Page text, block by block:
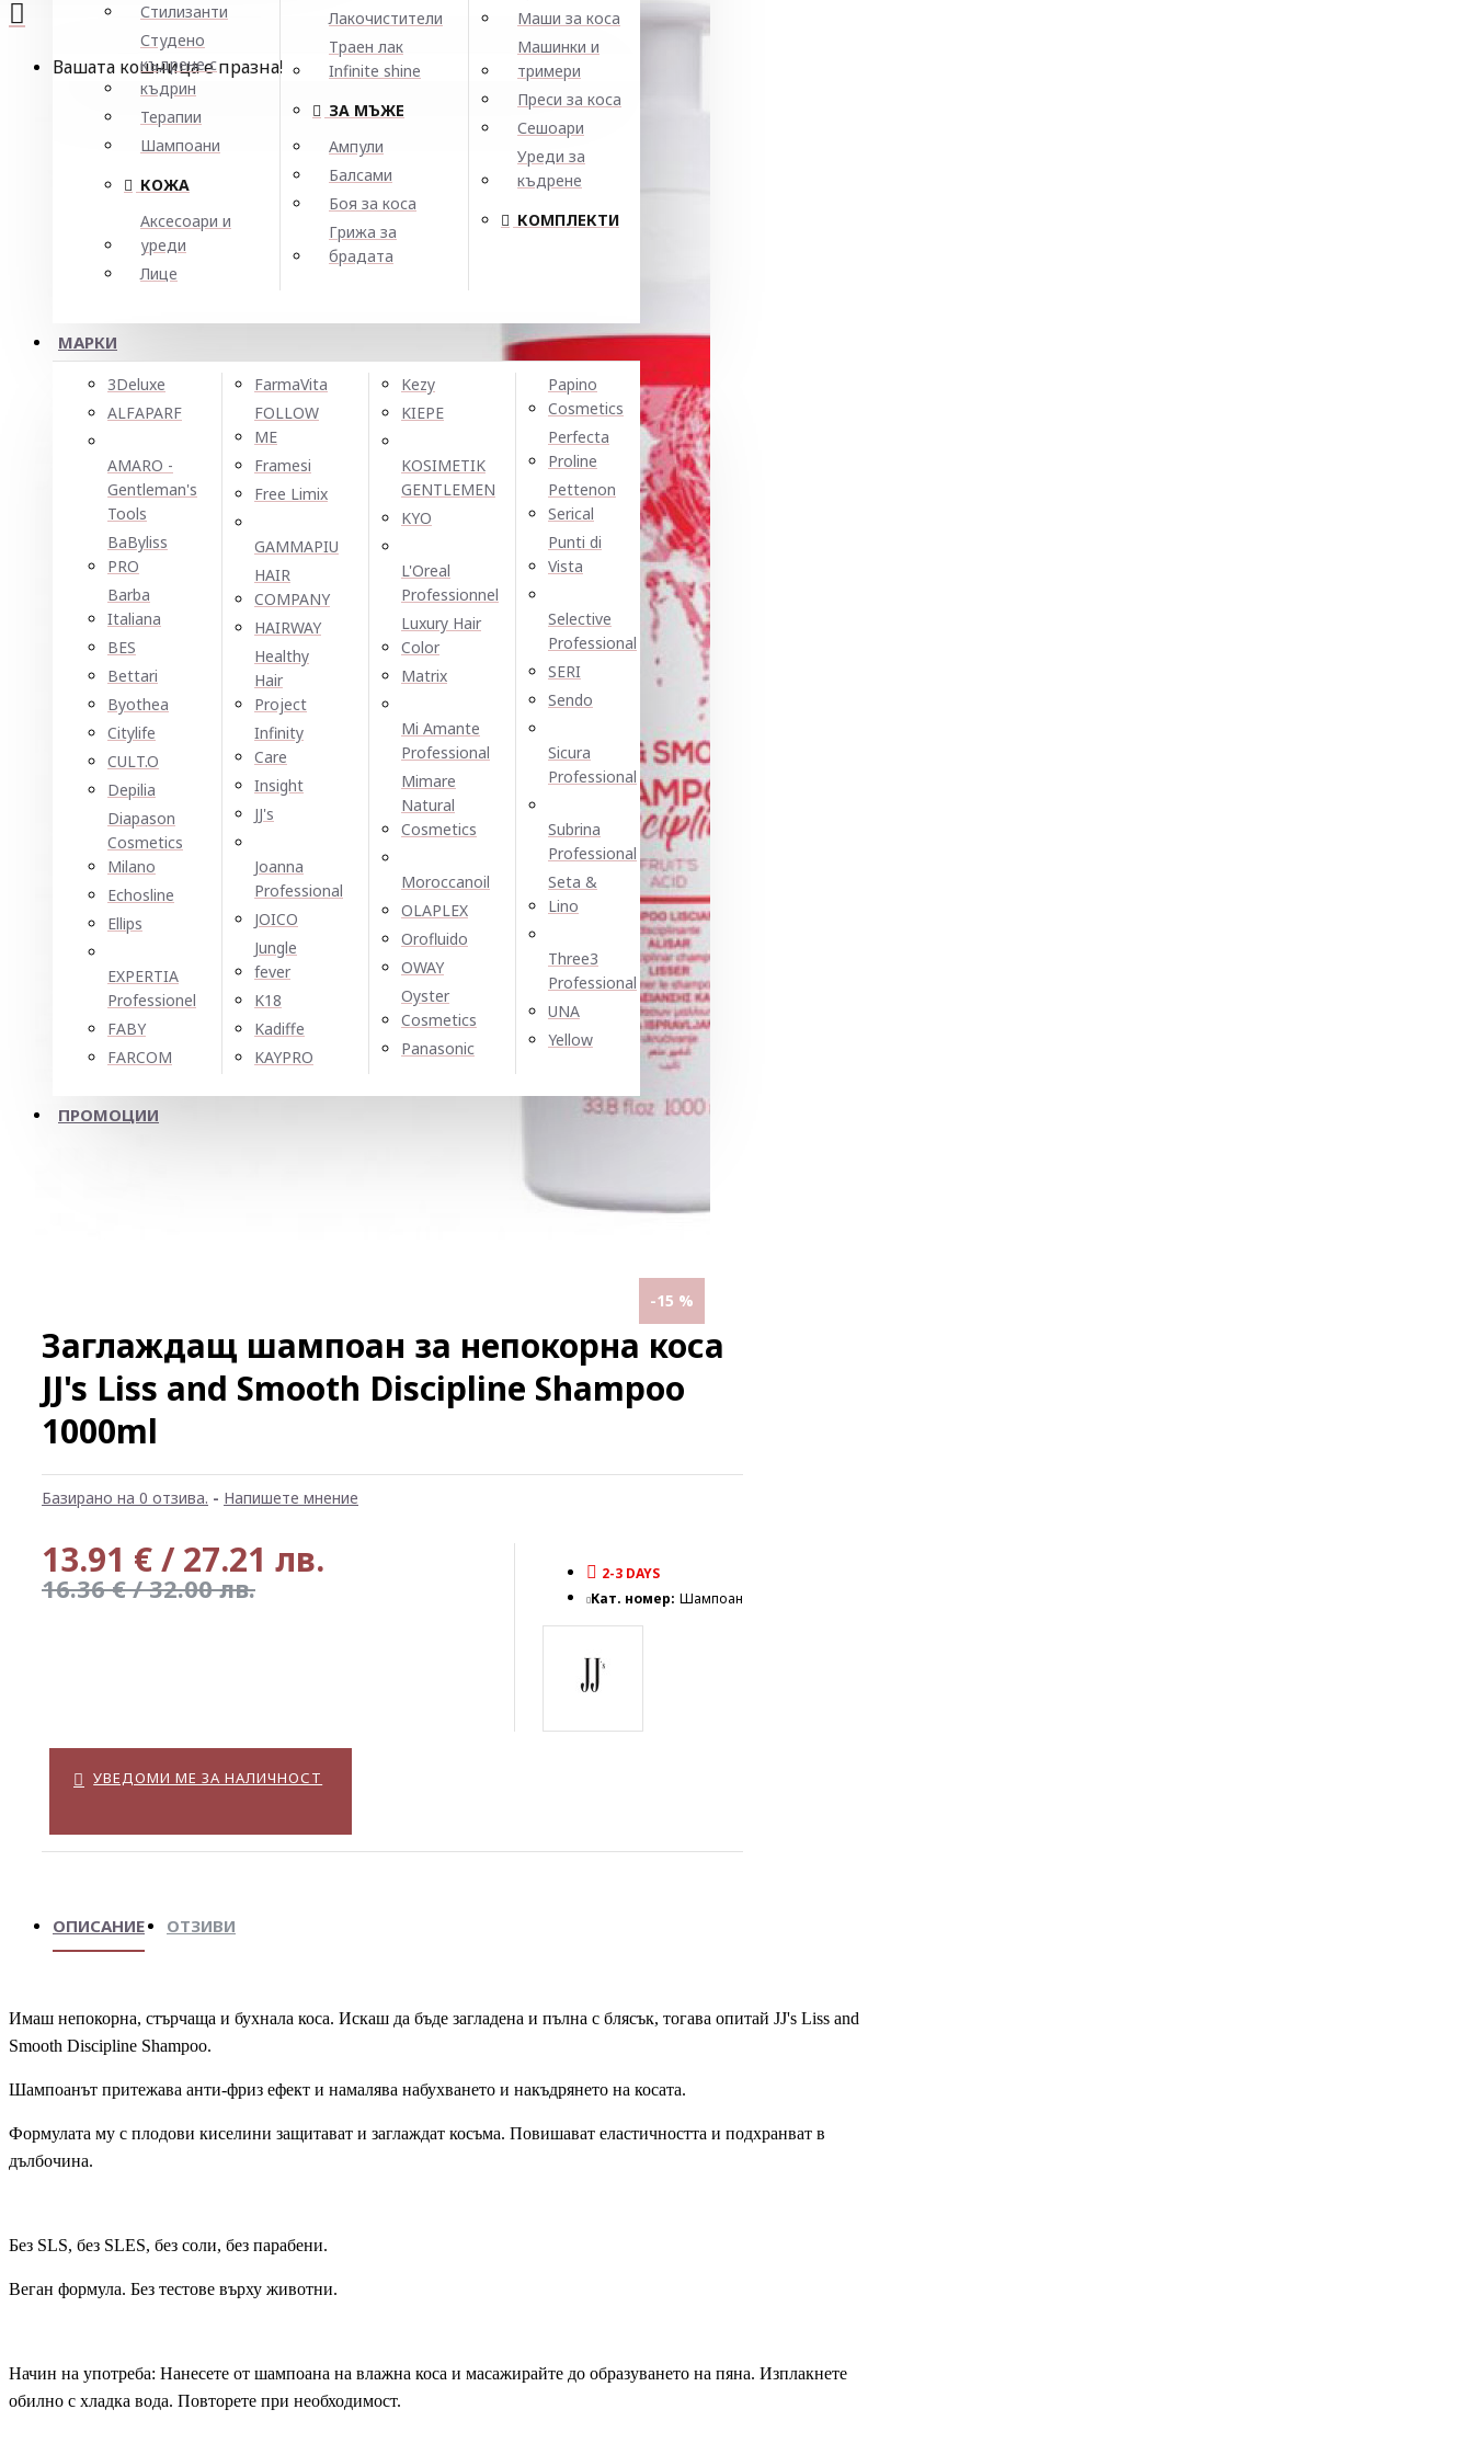
Стилизанти
Студено
къдрене с
къдрин
Терапии
Шампоани
КОЖА
Аксесоари и
уреди
Лице
Лакочистители
Траен лак
Infinite shine
ЗА МЪЖЕ
Ампули
Балсами
Боя за коса
Грижа за
брадата
Маши за коса
Машинки и
тримери
Преси за коса
Сешоари
Уреди за
къдрене
КОМПЛЕКТИ
МАРКИ
3Deluxe
ALFAPARF
AMARO -
Gentleman's
Tools
BaByliss
PRO
Barba
Italiana
BES
Bettari
Byothea
Citylife
CULT.O
Depilia
Diapason
Cosmetics
Milano
Echosline
Ellірѕ
EXPERTIA
Professionel
FABY
FARCOM
FarmaVita
FOLLOW
ME
Framesi
Free Limix
GAMMAPIU
HAIR
COMPANY
HAIRWAY
Healthy
Hair
Project
Infinity
Care
Insight
JJ's
Joanna
Professional
JOICO
Jungle
fever
K18
Kadiffe
KAYPRO
Kezy
KIEPE
KOSIMETIK
GENTLEMEN
KYO
L'Oreal
Professionnel
Luxury Hair
Color
Matrix
Mi Amante
Professional
Mimare
Natural
Cosmetics
Moroccanoil
OLAPLEX
Orofluido
OWAY
Oyster
Cosmetics
Panasonic
Papino
Cosmetics
Perfecta
Proline
Pettenon
Serical
Punti di
Vista
Selective
Professional
SERI
Sendo
Sicura
Professional
Subrina
Professional
Seta &
Lino
Three3
Professional
UNA
Yellow
ПРОМОЦИИ
Вашата кошница е празна!
-15 %
Заглаждащ шампоан за непокорна коса
JJ's Liss and Smooth Discipline Shampoo
1000ml
Базирано на 0 отзива. - Напишете мнение
13.91 € / 27.21 лв.
16.36 € / 32.00 лв.
2-3 DAYS
Кат. номер: Шампоан
УВЕДОМИ МЕ ЗА НАЛИЧНОСТ
ОПИСАНИЕ ОТЗИВИ
Имаш непокорна, стърчаща и бухнала коса. Искаш да бъде загладена и пълна с блясък, тогава опитай JJ's Liss and
Smooth Discipline Shampoo.
Шампоанът притежава анти-фриз ефект и намалява набухването и накъдрянето на косата.
Формулата му с плодови киселини защитават и заглаждат косъма. Повишават еластичността и подхранват в
дълбочина.
Без SLS, без SLES, без соли, без парабени.
Веган формула. Без тестове върху животни.
Начин на употреба: Нанесете от шампоана на влажна коса и масажирайте до образуването на пяна. Изплакнете
обилно с хладка вода. Повторете при необходимост.